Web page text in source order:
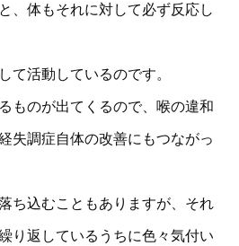
、体もそれに対して必ず反応し
て活動しているのです。
ものが出てくるので、喉の違和
失調症自体の改善にもつながっ
ち込むこともありますが、それ
り返しているうちに色々気付い